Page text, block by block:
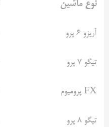
نوع ماشین
آریزو ۶ پرو
تیگو ۷ پرو
FX پرومیوم
تیگو ۸ پرو